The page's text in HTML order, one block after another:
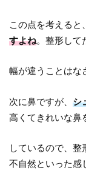
この点を考えると
すよね。整形して
幅が違うことはな
次に鼻ですが、シ
高くてきれいな鼻
しているので、整
不自然といった感